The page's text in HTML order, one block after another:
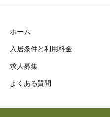
ホーム
入居条件と利用料金
求人募集
よくある質問